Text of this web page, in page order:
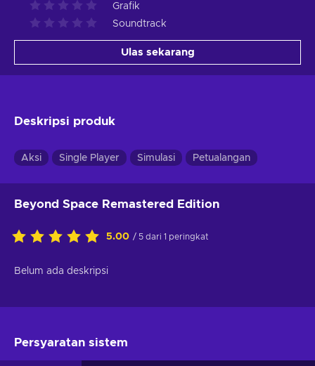
Grafik
Soundtrack
Ulas sekarang
Deskripsi produk
Aksi Single Player Simulasi Petualangan
Beyond Space Remastered Edition
5.00 / 5 dari 1 peringkat
Belum ada deskripsi
Persyaratan sistem